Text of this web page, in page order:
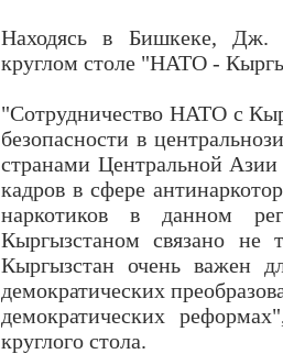
Находясь в Бишкеке, Дж.
круглом столе "НАТО -
"Сотрудничество НАТО с
безопасности в
странами Центральной
кадров в сфере
наркотиков в данном
Кыргызстаном связано не
Кыргызстан очень важен
демократических
демократических
круглого стола.